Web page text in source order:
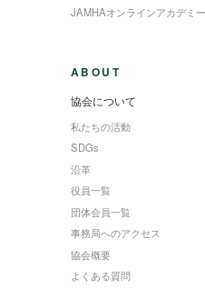
JAMHAオンラインアカデミー
ABOUT
協会について
私たちの活動
SDGs
沿革
役員一覧
団体会員一覧
事務局へのアクセス
協会概要
よくある質問